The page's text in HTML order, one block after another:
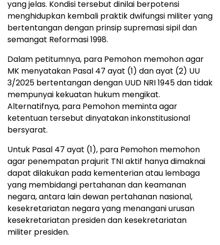
yang jelas. Kondisi tersebut dinilai berpotensi
menghidupkan kembali praktik dwifungsi militer yang
bertentangan dengan prinsip supremasi sipil dan
semangat Reformasi 1998.
Dalam petitumnya, para Pemohon memohon agar
MK menyatakan Pasal 47 ayat (1) dan ayat (2) UU
3/2025 bertentangan dengan UUD NRI 1945 dan tidak
mempunyai kekuatan hukum mengikat.
Alternatifnya, para Pemohon meminta agar
ketentuan tersebut dinyatakan inkonstitusional
bersyarat.
Untuk Pasal 47 ayat (1), para Pemohon memohon
agar penempatan prajurit TNI aktif hanya dimaknai
dapat dilakukan pada kementerian atau lembaga
yang membidangi pertahanan dan keamanan
negara, antara lain dewan pertahanan nasional,
kesekretariatan negara yang menangani urusan
kesekretariatan presiden dan kesekretariatan
militer presiden.